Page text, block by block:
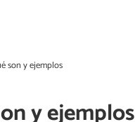
son y ejemplos
y ejemplos